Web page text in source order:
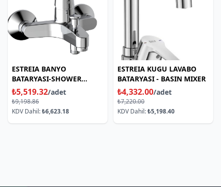
ESTREIA BANYO
BATARYASI-SHOWER
MIXER
₺5,519.32/adet
₺9,198.86
KDV Dahil:₺6,623.18
ESTREIA KUGU LAVABO
BATARYASI - BASIN MIXER
₺4,332.00/adet
₺7,220.00
KDV Dahil:₺5,198.40